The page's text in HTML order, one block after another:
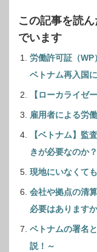
この記事を読
でいます
労働許可証（
ベトナム再入国
【ローカライゼ
雇用者による労
【ベトナム】監
きが必要なのか？
現地にいなくて
会社や拠点の清
必要はあります
ベトナムの署名
説！～